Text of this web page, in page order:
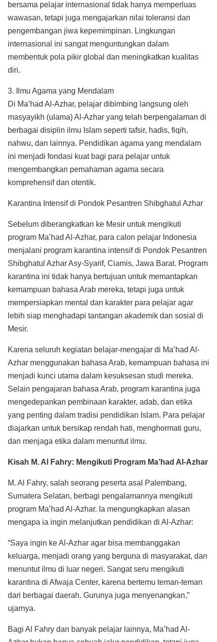
bersama pelajar internasional tidak hanya memperluas
wawasan, tetapi juga mengajarkan nilai toleransi dan
pengembangan jiwa kepemimpinan. Lingkungan
internasional ini sangat menguntungkan dalam
membentuk pola pikir global dan meningkatkan kualitas
diri.
3. Ilmu Agama yang Mendalam
Di Ma’had Al-Azhar, pelajar dibimbing langsung oleh
masyayikh (ulama) Al-Azhar yang telah berpengalaman di
berbagai disiplin ilmu Islam seperti tafsir, hadis, fiqih,
nahwu, dan lainnya. Pendidikan agama yang mendalam
ini menjadi fondasi kuat bagi para pelajar untuk
mengembangkan pemahaman agama secara
komprehensif dan otentik.
Karantina Intensif di Pondok Pesantren Shibghatul Azhar
Sebelum diberangkatkan ke Mesir untuk mengikuti
program Ma’had Al-Azhar, para calon pelajar Indonesia
menjalani program karantina intensif di Pondok Pesantren
Shibghatul Azhar Asy-Syarif, Ciamis, Jawa Barat. Program
karantina ini tidak hanya bertujuan untuk memantapkan
kemampuan bahasa Arab mereka, tetapi juga untuk
mempersiapkan mental dan karakter para pelajar agar
lebih siap menghadapi tantangan akademik dan sosial di
Mesir.
Karena seluruh kegiatan belajar-mengajar di Ma’had Al-
Azhar menggunakan bahasa Arab, kemampuan bahasa ini
menjadi kunci utama dalam kesuksesan studi mereka.
Selain pengajaran bahasa Arab, program karantina juga
mengedepankan pembinaan karakter, adab, dan etika
yang penting dalam tradisi pendidikan Islam. Para pelajar
diajarkan untuk bersikap rendah hati, menghormati guru,
dan menjaga etika dalam menuntut ilmu.
Kisah M. Al Fahry: Mengikuti Program Ma’had Al-Azhar
M. Al Fahry, salah seorang peserta asal Palembang,
Sumatera Selatan, berbagi pengalamannya mengikuti
program Ma’had Al-Azhar. Ia mengungkapkan alasan
mengapa ia ingin melanjutkan pendidikan di Al-Azhar:
“Saya ingin ke Al-Azhar agar bisa membanggakan
keluarga, menjadi orang yang berguna di masyarakat, dan
menuntut ilmu di luar negeri. Sangat seru mengikuti
karantina di Afwaja Center, karena bertemu teman-teman
dari berbagai daerah. Gurunya juga menyenangkan,”
ujarnya.
Bagi Al Fahry dan banyak pelajar lainnya, Ma’had Al-